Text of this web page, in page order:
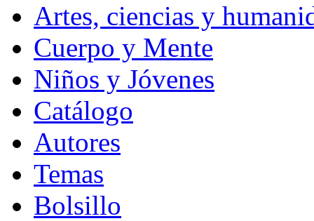
Artes, ciencias y
Cuerpo y Mente
Niños y Jóvenes
Catálogo
Autores
Temas
Bolsillo